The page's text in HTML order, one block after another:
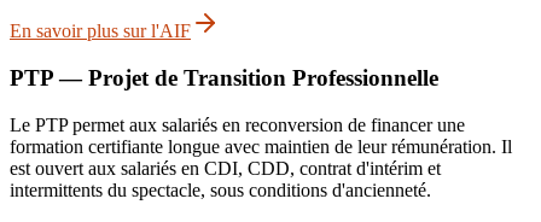
En savoir plus sur l'AIF
PTP — Projet de Transition Professionnelle
Le PTP permet aux salariés en reconversion de financer une
formation certifiante longue avec maintien de leur rémunération. Il
est ouvert aux salariés en CDI, CDD, contrat d'intérim et
intermittents du spectacle, sous conditions d'ancienneté.